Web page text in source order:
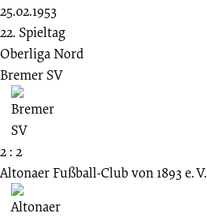
25.02.1953
22. Spieltag
Oberliga Nord
Bremer SV
2 : 2
Altonaer Fußball-Club von 1893 e. V.